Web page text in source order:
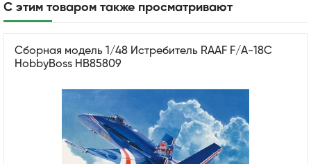
С этим товаром также просматривают
Сборная модель 1/48 Истребитель RAAF F/A-18C
HobbyBoss HB85809